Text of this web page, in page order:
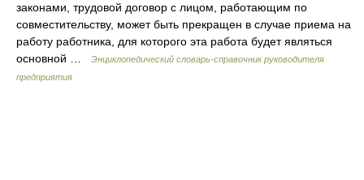
законами, трудовой договор с лицом, работающим по
совместительству, может быть прекращен в случае приема на
работу работника, для которого эта работа будет являться
основной …
Энциклопедический словарь-справочник руководителя
предприятия